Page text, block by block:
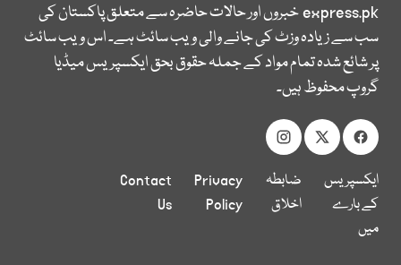
express.pkخبروں اور حالات حاضرہ سے متعلق پاکستان کی
سب سے زیادہ وزٹ کی جانے والی ویب سائٹ ہے۔ اس ویب سائٹ
پر شائع شدہ تمام مواد کے جملہ حقوق بحق ایکسپریس میڈیا
گروپ محفوظ ہیں۔
ایکسپریس
کے بارے
میں
ضابطہ
اخلاق
Privacy
Policy
Contact
Us